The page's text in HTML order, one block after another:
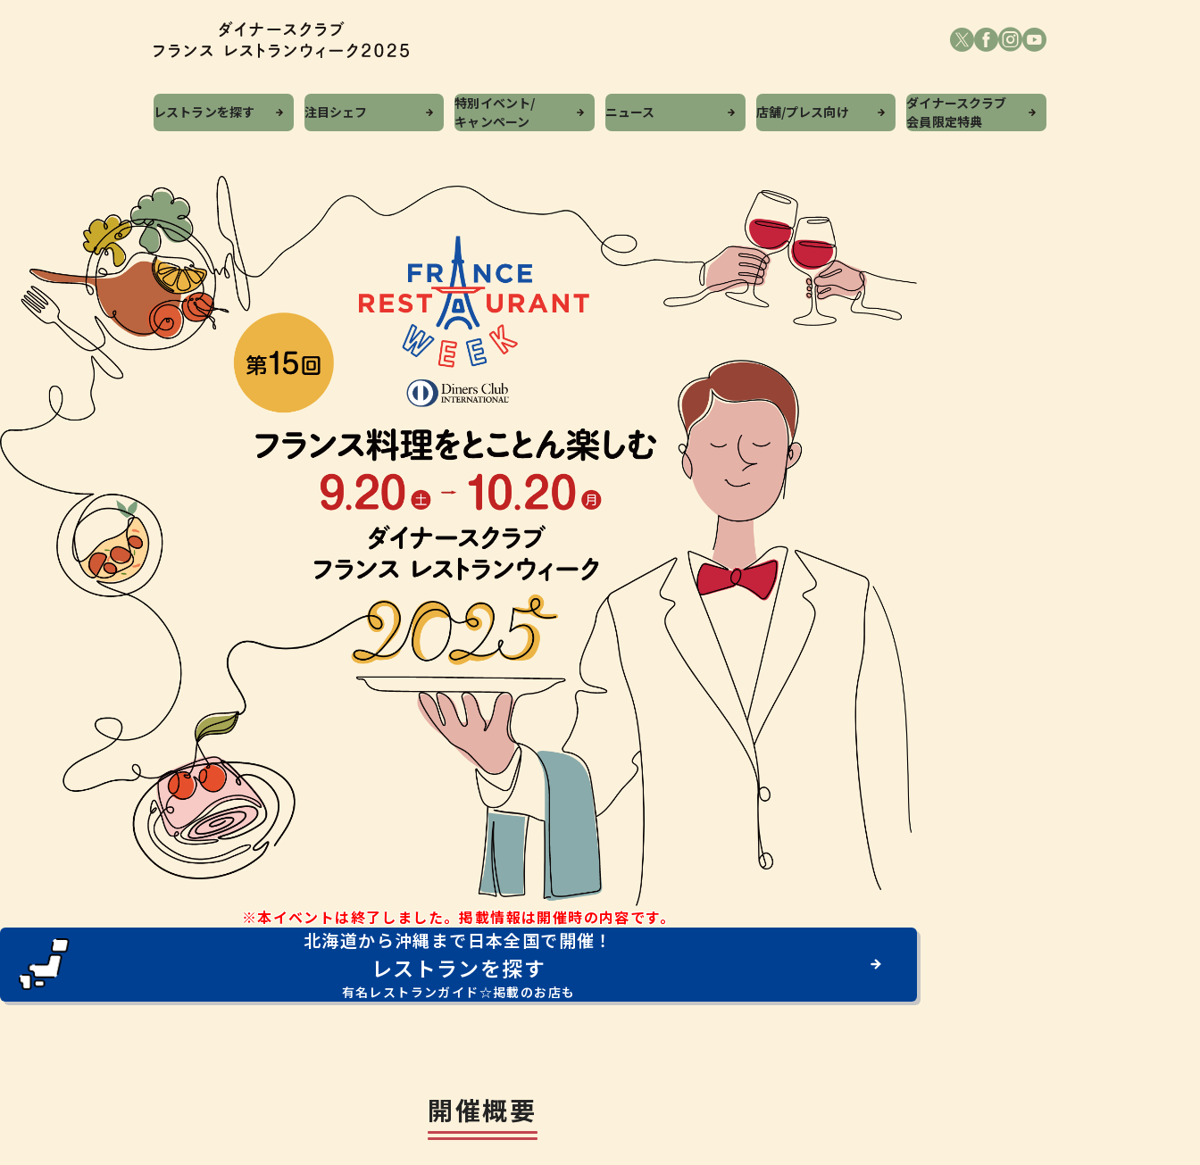
レストランを探す 注目シェフ
特別イベント/
キャンペーン
ニュース 店舗/プレス向け
ダイナースクラブ
会員限定特典
※本イベントは終了しました。掲載情報は開催時の内容です。
北海道から沖縄まで日本全国で開催！
レストランを探す
有名レストランガイド☆掲載のお店も
開催概要